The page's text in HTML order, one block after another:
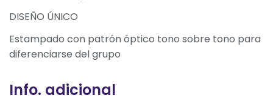
DISEÑO ÚNICO
Estampado con patrón óptico tono sobre tono para
diferenciarse del grupo
Info. adicional